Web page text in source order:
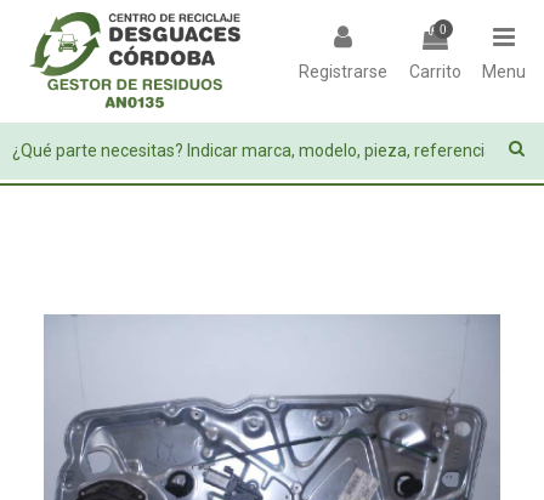
Registrarse
0
Carrito Menu